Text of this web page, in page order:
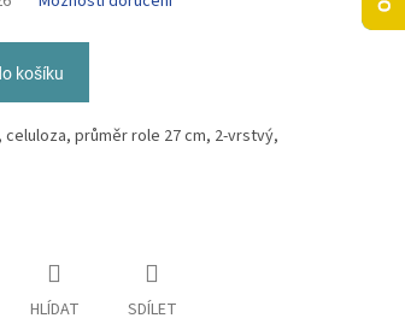
košíku
průměr role 27 cm, 2-vrstvý,
HLÍDAT SDÍLET